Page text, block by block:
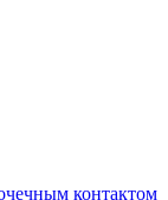
контактом